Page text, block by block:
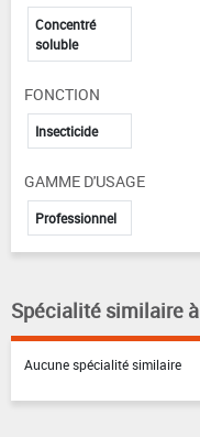
Concentré
soluble
FONCTION
Insecticide
GAMME D'USAGE
Professionnel
Spécialité similaire à
Aucune spécialité similaire